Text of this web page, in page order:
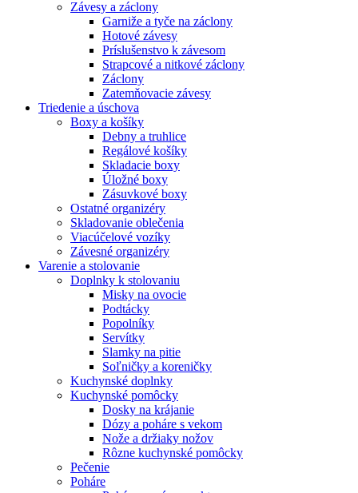
Závesy a záclony
Garniže a tyče na záclony
Hotové závesy
Príslušenstvo k závesom
Strapcové a nitkové záclony
Záclony
Zatemňovacie závesy
Triedenie a úschova
Boxy a košíky
Debny a truhlice
Regálové košíky
Skladacie boxy
Úložné boxy
Zásuvkové boxy
Ostatné organizéry
Skladovanie oblečenia
Viacúčelové vozíky
Závesné organizéry
Varenie a stolovanie
Doplnky k stolovaniu
Misky na ovocie
Podtácky
Popolníky
Servítky
Slamky na pitie
Soľničky a koreničky
Kuchynské doplnky
Kuchynské pomôcky
Dosky na krájanie
Dózy a poháre s vekom
Nože a držiaky nožov
Rôzne kuchynské pomôcky
Pečenie
Poháre